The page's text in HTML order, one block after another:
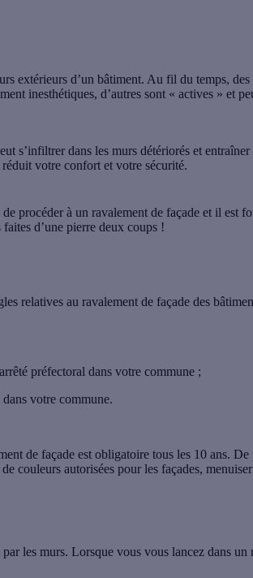
extérieurs d’un bâtiment. Au fil du temps, des
inesthétiques, d’autres sont « actives » et
s’infiltrer dans les murs détériorés et entraîner
votre confort et votre sécurité.
procéder à un ravalement de façade et il est
faites d’une pierre deux coups !
relatives au ravalement de façade des
préfectoral dans votre commune ;
dans votre commune.
de façade est obligatoire tous les 10 ans.
couleurs autorisées pour les façades,
les murs. Lorsque vous vous lancez dans un